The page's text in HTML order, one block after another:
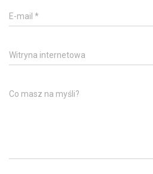
E-mail *
Witryna internetowa
Co masz na myśli?